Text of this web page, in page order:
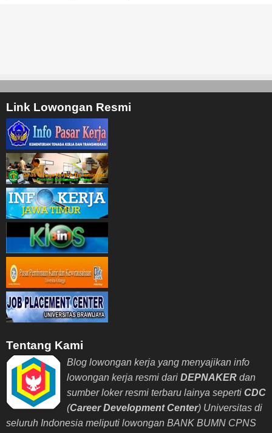
Link Lowongan Resmi
Tentang Kami
Blog lowongan kerja yang menyajikan info
lowongan kerja resmi dari DEPNAKER dan
sumber loker resmi terbaru lainya seperti CDC
(Career Development Center) Universitas di
seluruh Indonesia meliputi lowongan BANK BUMN CPNS